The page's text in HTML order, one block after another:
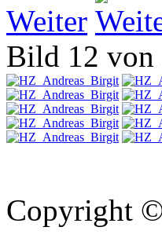
Weiter
Bild 12 von
Copyright